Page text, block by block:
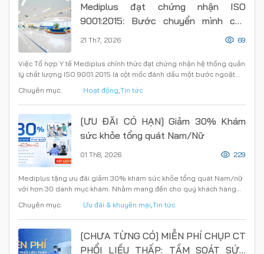
Mediplus đạt chứng nhận ISO
9001:2015: Bước chuyển mình của
một hệ thống Y tế chuẩn mực
Việc Tổ hợp Y tế Mediplus chính thức đạt chứng nhận hệ thống quản
lý chất lượng ISO 9001:2015 là cột mốc đánh dấu một bước ngoặt…
21 Th7, 2026 69
Chuyên mục: Hoạt động,Tin tức
[ƯU ĐÃI CÓ HẠN] Giảm 30% Khám
sức khỏe tổng quát Nam/Nữ
Mediplus tặng ưu đãi giảm 30% khám sức khỏe tổng quát Nam/nữ
với hơn 30 danh mục khám. Nhằm mang đến cho quý khách hàng…
01 Th8, 2026 229
Chuyên mục: Ưu đãi & khuyến mại,Tin tức
[CHƯA TỪNG CÓ] MIỄN PHÍ CHỤP CT
PHỔI LIỀU THẤP: TẦM SOÁT SỨC